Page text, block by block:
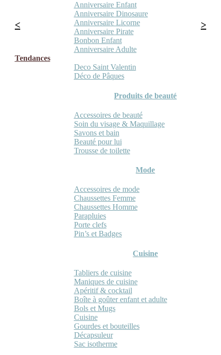
Anniversaire Enfant
Anniversaire Dinosaure
Anniversaire Licorne
Anniversaire Pirate
Bonbon Enfant
Anniversaire Adulte
Tendances
Deco Saint Valentin
Déco de Pâques
Produits de beauté
Accessoires de beauté
Soin du visage & Maquillage
Savons et bain
Beauté pour lui
Trousse de toilette
Mode
Accessoires de mode
Chaussettes Femme
Chaussettes Homme
Parapluies
Porte clefs
Pin’s et Badges
Cuisine
Tabliers de cuisine
Maniques de cuisine
Apéritif & cocktail
Boîte à goûter enfant et adulte
Bols et Mugs
Cuisine
Gourdes et bouteilles
Décapsuleur
Sac isotherme